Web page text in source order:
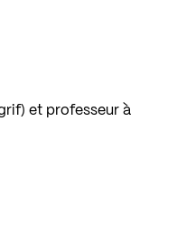
et professeur à